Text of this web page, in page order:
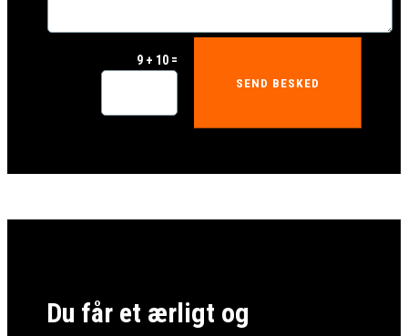
9 + 10=
SEND BESKED
Du får et ærligt og